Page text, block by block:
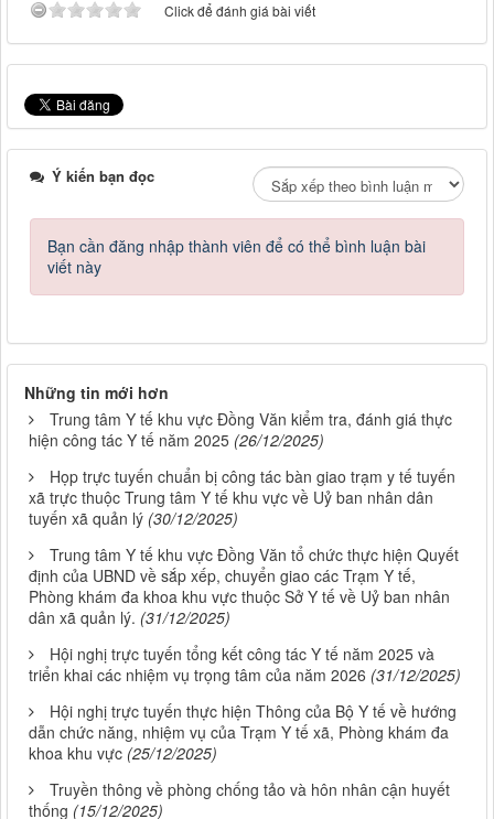
Click để đánh giá bài viết
Ý kiến bạn đọc
Bạn cần đăng nhập thành viên để có thể bình luận bài
viết này
Những tin mới hơn
Trung tâm Y tế khu vực Đồng Văn kiểm tra, đánh giá thực
hiện công tác Y tế năm 2025 (26/12/2025)
Họp trực tuyến chuẩn bị công tác bàn giao trạm y tế tuyến
xã trực thuộc Trung tâm Y tế khu vực về Uỷ ban nhân dân
tuyến xã quản lý (30/12/2025)
Trung tâm Y tế khu vực Đồng Văn tổ chức thực hiện Quyết
định của UBND về sắp xếp, chuyển giao các Trạm Y tế,
Phòng khám đa khoa khu vực thuộc Sở Y tế về Uỷ ban nhân
dân xã quản lý. (31/12/2025)
Hội nghị trực tuyến tổng kết công tác Y tế năm 2025 và
triển khai các nhiệm vụ trọng tâm của năm 2026 (31/12/2025)
Hội nghị trực tuyến thực hiện Thông của Bộ Y tế về hướng
dẫn chức năng, nhiệm vụ của Trạm Y tế xã, Phòng khám đa
khoa khu vực (25/12/2025)
Truyền thông về phòng chống tảo và hôn nhân cận huyết
thống (15/12/2025)